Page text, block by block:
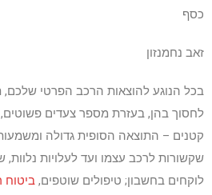
כסף
זאב נחמנזון
בכל הנוגע להוצאות הרכב הפרטי שלכם,
לחסוך בהן, בעזרת מספר צעדים
קטנים – התוצאה הסופית גדולה
שקשורות לרכב עצמו ועד לעלויות נלוות,
לוקחים בחשבון; טיפולים שוטפים, ביטוח